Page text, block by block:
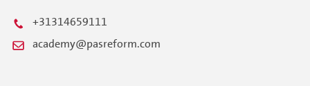
+31314659111
academy@pasreform.com